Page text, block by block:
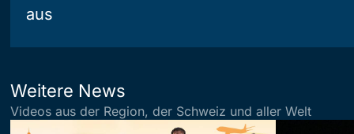
aus
Weitere News
Videos aus der Region, der Schweiz und aller Welt